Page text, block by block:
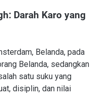
Darah Karo yang
Belanda, pada
Belanda, sedangkan
satu suku yang
disiplin, dan nilai